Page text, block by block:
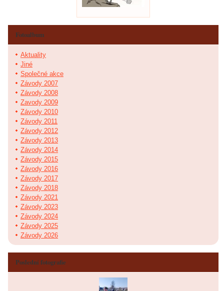
Fotoalbum
Aktuality
Jiné
Společné akce
Závody 2007
Závody 2008
Zavody 2009
Závody 2010
Závody 2011
Závody 2012
Závody 2013
Závody 2014
Závody 2015
Závody 2016
Závody 2017
Závody 2018
Závody 2021
Závody 2023
Závody 2024
Závody 2025
Závody 2026
Poslední fotografie